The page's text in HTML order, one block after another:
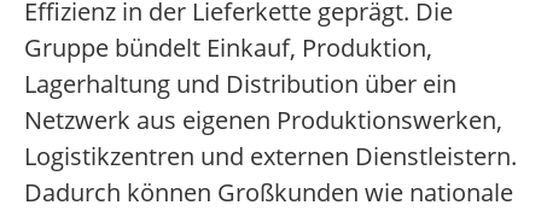
Effizienz in der Lieferkette geprägt. Die
Gruppe bündelt Einkauf, Produktion,
Lagerhaltung und Distribution über ein
Netzwerk aus eigenen Produktionswerken,
Logistikzentren und externen Dienstleistern.
Dadurch können Großkunden wie nationale